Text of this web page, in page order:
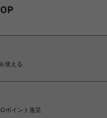
使える
ポイント進呈